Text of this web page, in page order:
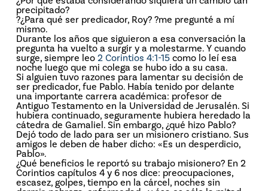
precipitado?
?¿Para qué ser predicador, Roy? ?me pregunté a mí
mismo.
Durante los años que siguieron a esa conversación la
pregunta ha vuelto a surgir y a molestarme. Y cuando
surge, siempre leo 2 Corintios 4:1-15como lo leí esa
noche luego que mi colega se hubo ido a su casa.
Si alguien tuvo razones para lamentar su decisión de
ser predicador, fue Pablo. Había tenido por delante
una importante carrera académica: profesor de
Antiguo Testamento en la Universidad de Jerusalén. Si
hubiera continuado, seguramente hubiera heredado la
cátedra de Gamaliel. Sin embargo, ¿qué hizo Pablo?
Dejó todo de lado para ser un misionero cristiano. Sus
amigos le deben de haber dicho: «Es un desperdicio,
Pablo».
¿Qué beneficios le reportó su trabajo misionero? En 2
Corintios capítulos 4 y 6 nos dice: preocupaciones,
escasez, golpes, tiempo en la cárcel, noches sin